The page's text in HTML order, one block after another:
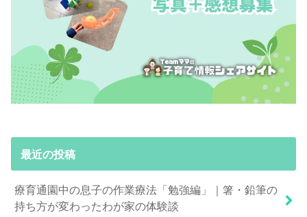
最近の投稿
療育通園中の息子の作業療法「勉強編」｜箸・鉛筆の
持ち方が変わったわが家の体験談